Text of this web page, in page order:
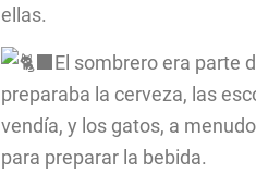
ellas.
El sombrero era parte
preparaba la cerveza, las
vendía, y los gatos, a
para preparar la bebida.